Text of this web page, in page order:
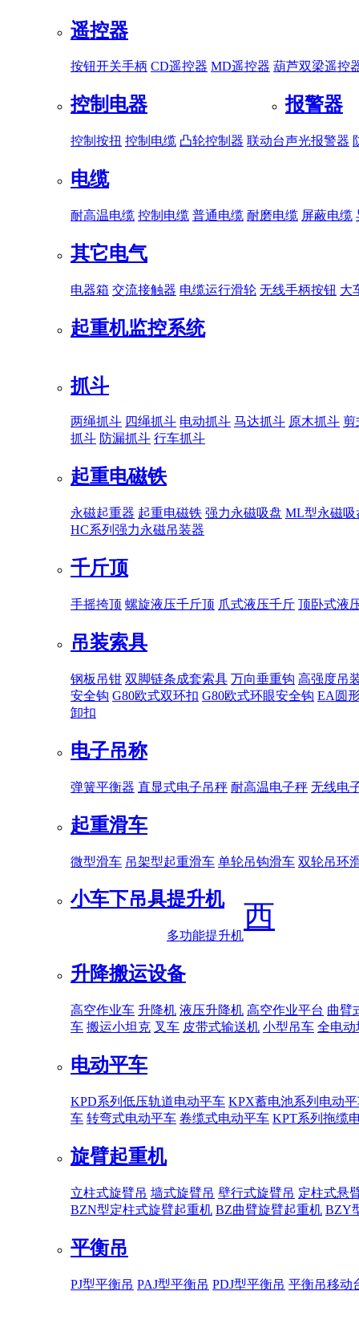
遥控器
按钮开关手柄 CD遥控器 MD遥控器 葫芦双梁遥控
控制电器
控制按扭 控制电缆 凸轮控制器 联动台
报警器
声光报警器
电缆
耐高温电缆 控制电缆 普通电缆 耐磨电缆 屏蔽电缆
其它电气
电器箱 交流接触器 电缆运行滑轮 无线手柄按钮 大
起重机监控系统
抓斗
两绳抓斗 四绳抓斗 电动抓斗 马达抓斗 原木抓斗 剪
抓斗 防漏抓斗 行车抓斗
起重电磁铁
永磁起重器 起重电磁铁 强力永磁吸盘 ML型永磁吸
HC系列强力永磁吊装器
千斤顶
手摇挎顶 螺旋液压千斤顶 爪式液压千斤 顶卧式液
吊装索具
钢板吊钳 双脚链条成套索具 万向垂重钩 高强度吊
安全钩 G80欧式双环扣 G80欧式环眼安全钩 EA圆
卸扣
电子吊称
弹簧平衡器 直显式电子吊秤 耐高温电子秤 无线电
起重滑车
微型滑车 吊架型起重滑车 单轮吊钩滑车 双轮吊环
小车下吊具提升机
多功能提升机
升降搬运设备
高空作业车 升降机 液压升降机 高空作业平台 曲臂
车 搬运小坦克 叉车 皮带式输送机 小型吊车 全电动
电动平车
KPD系列低压轨道电动平车 KPX蓄电池系列电动
车 转弯式电动平车 卷缆式电动平车 KPT系列拖缆
旋臂起重机
立柱式旋臂吊 墙式旋臂吊 壁行式旋臂吊 定柱式悬
BZN型定柱式旋臂起重机 BZ曲臂旋臂起重机 BZY
平衡吊
PJ型平衡吊 PAJ型平衡吊 PDJ型平衡吊 平衡吊移动
西